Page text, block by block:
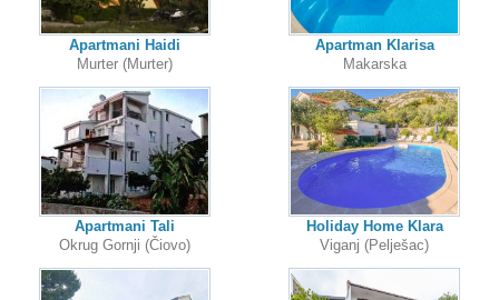
Apartmani Haidi
Murter (Murter)
Apartmani Tali
Okrug Gornji (Čiovo)
Apartman Klarisa
Makarska
Holiday Home Klara
Viganj (Pelješac)